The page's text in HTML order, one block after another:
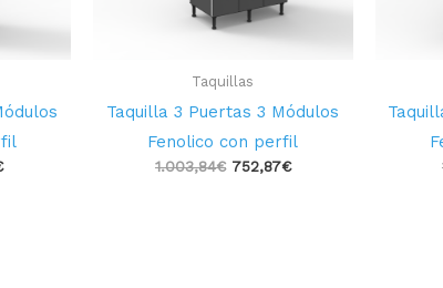
Taquillas
Taquilla 3 Puertas 3 Módulos
Fenolico con perfil
1.003,84€ 752,87€